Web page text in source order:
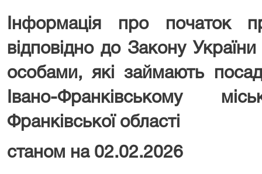
Інформація про початок
відповідно до Закону
особами, які займають
Івано-Франківському
Франківської області
станом на 02.02.2026